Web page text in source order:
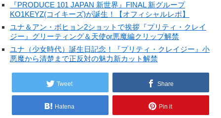
『PRODUCE 101 JAPAN 新世界』FINAL 新グループ
KO1KEYZ(コイキーズ)が誕生！【オフィシャルレポ】
ユナ＆アン・ボヒョン2ショットで挨拶『プリティ・クレイ
ジー』グリーティング＆天使or悪魔編クリップ解禁
ユナ（少女時代）誕生日記念！『プリティ・クレイジー』小
悪魔から清楚まで正反対の魅力新カット解禁
Tweet Share
Hatena Pin it